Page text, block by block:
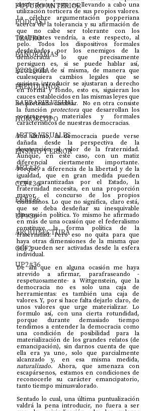
FUTURO ANTERIOR
PODCAST
TEATRO
PANORAMAS
ECOLOGÍA
FREUDIANOS
BARBARIE VISUAL
HORÓSCOPO
ARTES VISUALES
ENSAYO Y ERROR
ART#36
CCF#36
E&E#36
UP#36
ARQUITECTURA
CCF2
UP2#36
desde dentro, esto es, llevando a cabo una
utilización torticera de sus propios valores.
La célebre argumentación popperiana
acerca de la tolerancia y su afirmación de
que no cabe ser tolerante con los
intolerantes vendría, a este respecto, al
pelo. Todos los dispositivos formales
desdeñados por los enemigos de la
democracia lo que precisamente
persiguen es, si se puede hablar así,
protegerla de sí misma, de manera que
cualesquiera cambios legales que se
quisiera introducir se ajustaran a derecho
en forma y fondo, esto es, siguieran los
cauces establecidos en las mismas leyes que
se pretenda cambiar.  No en otra consiste
la función protectora que desarrollan los
contrapesos materiales y formales
característicos de nuestras democracias.
Por último, la democracia puede verse
dañada desde la perspectiva de la
desatención al valor de la fraternidad.
Aunque, en este caso, con un matiz
diferencial ciertamente importante.
Porque, a diferencia de la libertad y de la
igualdad, que en gran medida pueden
venir garantizadas por el Estado, la
fraternidad necesita, en una proporción
mayor, el concurso de los propios
ciudadanos. Lo que no significa, claro está,
que se deba desdeñar su inesquivable
dimensión política. Yo mismo he afirmado
en más de una ocasión que el federalismo
constituye la forma política de la
fraternidad. Pero eso no quita para que
haya otras dimensiones de la misma que
solo pueden ser activadas desde la esfera
individual.
De ahí que en alguna ocasión me haya
atrevido a afirmar, parafraseando -
respetuosamente- a Wittgenstein, que la
democracia no es solo una caja de
herramientas: es también una caja de
valores. Y, por si hace falta dejarlo claro, de
unos valores que urge materializar. Lo
formulo así, con una cierta rotundidad,
porque durante demasiado tiempo
tendimos a entender la democracia como
una condición de posibilidad para la
materialización de los grandes relatos (de
emancipación), sin darnos cuenta de que
ella era ya uno, solo que parcialmente
naturalizado. Ahora, que amenaza con
escapársenos, estamos en condiciones de
reconocerle su carácter emancipatorio,
tanto tiempo minusvalorado.
Sentado lo cual, una última puntualización
valdrá la pena introducir, no fuera a ser